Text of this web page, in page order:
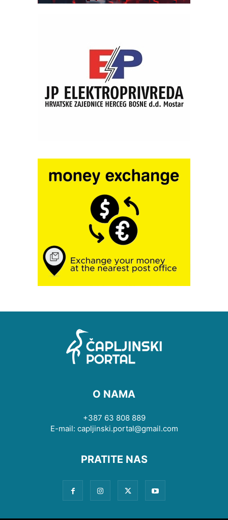
O NAMA
+387 63 808 889
E-mail: capljinski.portal@gmail.com
PRATITE NAS